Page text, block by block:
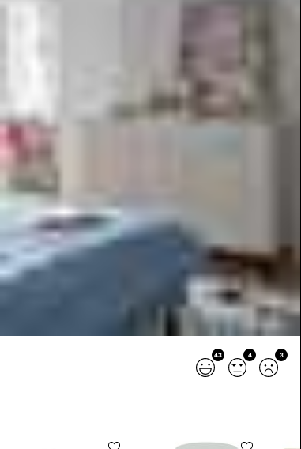
43 4 3